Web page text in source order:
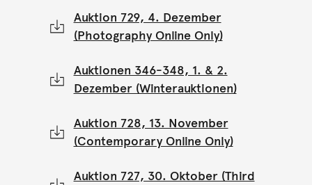
Auktion 729, 4. Dezember
(Photography Online Only)
Auktionen 346-348, 1. & 2.
Dezember (Winterauktionen)
Auktion 728, 13. November
(Contemporary Online Only)
Auktion 727, 30. Oktober (Third